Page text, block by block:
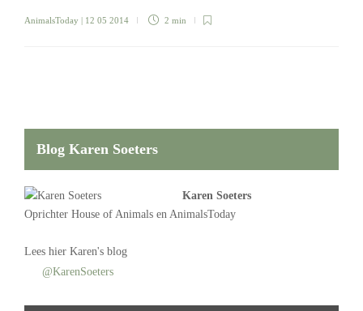
AnimalsToday | 12 05 2014 2 min
Blog Karen Soeters
Karen Soeters
Oprichter House of Animals en AnimalsToday
Lees hier Karen's blog
@KarenSoeters